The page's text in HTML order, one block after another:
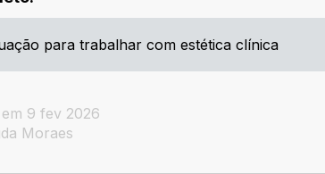
para trabalhar com estética clínica
9 fev 2026
Moraes